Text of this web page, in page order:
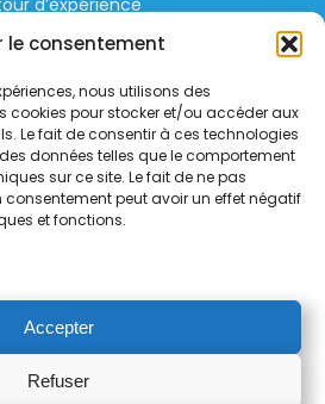
le consentement
nous utilisons des
cookies pour stocker et/ou accéder aux
Le fait de consentir à ces technologies
données telles que le comportement
sur ce site. Le fait de ne pas
consentement peut avoir un effet négatif
et fonctions.
Accepter
Refuser
d’expérience
Espace Privé
Liens Utiles
de Lognes Emerainville
77185 LOGNES